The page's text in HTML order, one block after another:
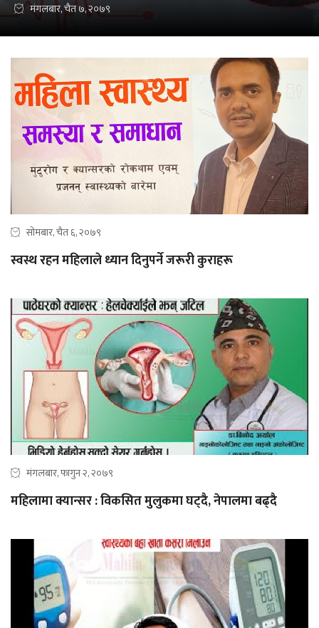
मंगलबार, चैत ७, २०७९
सोमबार, चैत ६, २०७९
स्वस्थ रहन महिलाले ध्यान दिनुपर्ने जरूरी कुराहरू
मंगलबार, फागुन २, २०७९
महिलामा क्यान्सर : विकसित मुलुकमा घट्दै, नेपालमा बढ्दै